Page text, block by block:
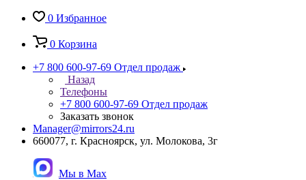
0 Избранное
0 Корзина
+7 800 600-97-69 Отдел продаж
Назад
Телефоны
+7 800 600-97-69 Отдел продаж
Заказать звонок
Manager@mirrors24.ru
660077, г. Красноярск, ул. Молокова, 3г
Мы в Max